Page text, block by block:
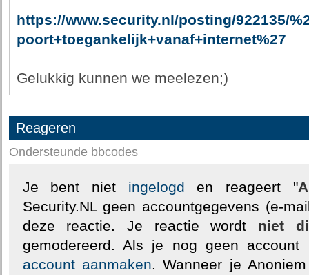
https://www.security.nl/posting/922135/
poort+toegankelijk+vanaf+internet%27
Gelukkig kunnen we meelezen;)
Reageren
Ondersteunde bbcodes
Je bent niet ingelogd en reageert "
Security.NL geen accountgegevens (e-
deze reactie. Je reactie wordt niet
gemodereerd. Als je nog geen
account aanmaken. Wanneer je